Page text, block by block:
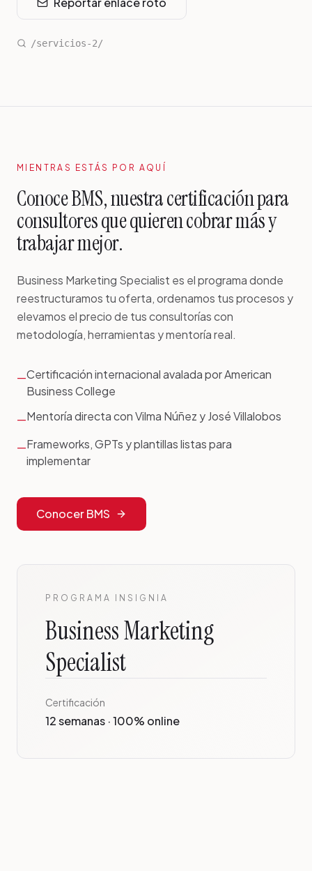
/servicios-2/
MIENTRAS ESTÁS POR AQUÍ
Conoce BMS, nuestra certificación para
consultores que quieren cobrar más y
trabajar mejor.
Business Marketing Specialist es el programa donde
reestructuramos tu oferta, ordenamos tus procesos y
elevamos el precio de tus consultorías con
metodología, herramientas y mentoría real.
—Certificación internacional avalada por American
Business College
—Mentoría directa con Vilma Núñez y José Villalobos
—Frameworks, GPTs y plantillas listas para
implementar
Conocer BMS
PROGRAMA INSIGNIA
Business Marketing
Specialist
Certificación
12 semanas · 100% online